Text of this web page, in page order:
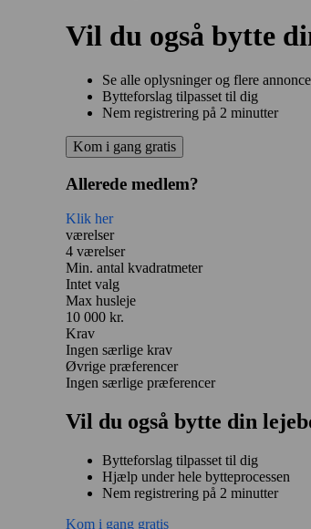
Vil du også bytte
Se alle oplysninger og flere
Bytteforslag tilpasset til dig
Nem registrering på 2 minutter
Kom i gang gratis
Allerede medlem?
Klik her
værelser
4 værelser
Min. antal kvadratmeter
Intet valg
Max husleje
10 000 kr.
Krav
Ingen særlige krav
Øvrige præferencer
Ingen særlige præferencer
Vil du også bytte din
Bytteforslag tilpasset til dig
Hjælp under hele bytteprocessen
Nem registrering på 2 minutter
Kom i gang gratis